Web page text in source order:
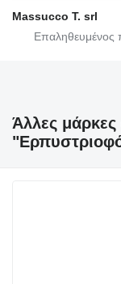
Massucco T. srl
Άλλες μάρκες